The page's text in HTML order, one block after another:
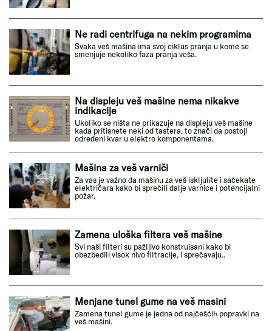
Ne radi centrifuga na nekim programima
Svaka veš mašina ima svoj ciklus pranja u kome se
smenjuje nekoliko faza pranja veša.
Na displeju veš mašine nema nikakve
indikacije
Ukoliko se ništa ne prikazuje na displeju veš mašine
kada pritisnete neki od tastera, to znači da postoji
određeni kvar u elektro komponentama.
Mašina za veš varniči
Za vas je važno da mašinu za veš iskljulite i sačekate
električara kako bi sprečili dalje varnice i potencijalni
požar.
Zamena uloška filtera veš mašine
Svi naši filteri su pažljivo konstruisani kako bi
obezbedili visok nivo filtracije, i sprečavaju..
Menjane tunel gume na veš masini
Zamena tunel gume je jedna od najčešćih popravki na
veš mašini.